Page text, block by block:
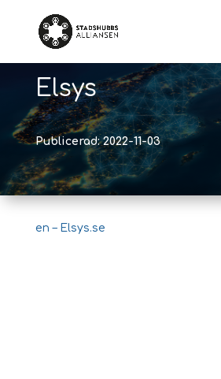
Elsys
Publicerad: 2022-11-03
en – Elsys.se